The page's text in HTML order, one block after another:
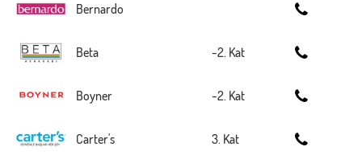
Bernardo
Beta -2. Kat
Boyner -2. Kat
Carter's 3. Kat